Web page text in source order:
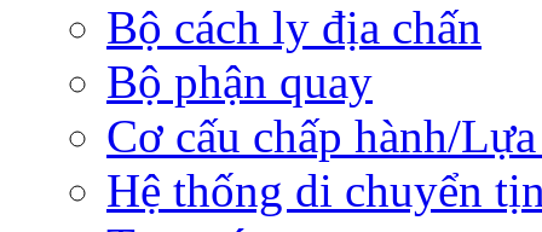
Bộ cách ly địa chấn
Bộ phận quay
Cơ cấu chấp hành/
Hệ thống di chuyển